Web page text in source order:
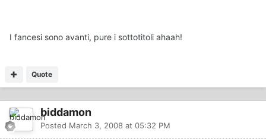
I fancesi sono avanti, pure i sottotitoli ahaah!
Quote
biddamon
Posted March 3, 2008 at 05:32 PM